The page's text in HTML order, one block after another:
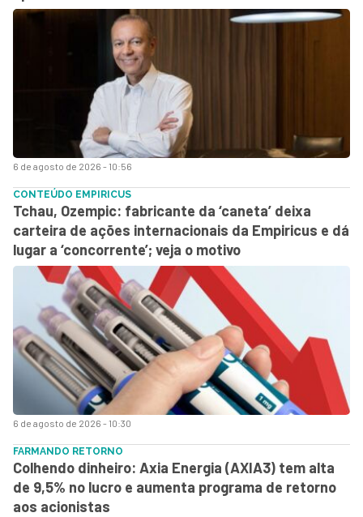
6 de agosto de 2026 - 10:56
6 de agosto de 2026 - 10:30
CONTEÚDO EMPIRICUS
Tchau, Ozempic: fabricante da ‘caneta’ deixa
carteira de ações internacionais da Empiricus e dá
lugar a ‘concorrente’; veja o motivo
FARMANDO RETORNO
Colhendo dinheiro: Axia Energia (AXIA3) tem alta
de 9,5% no lucro e aumenta programa de retorno
aos acionistas